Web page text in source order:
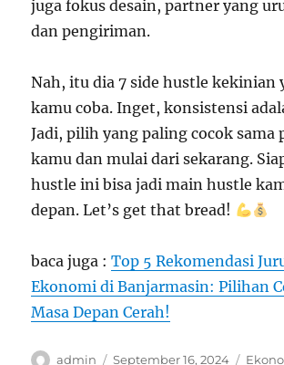
juga fokus desain, partner yang
dan pengiriman.
Nah, itu dia 7 side hustle kekinian
kamu coba. Inget, konsistensi
Jadi, pilih yang paling cocok sama
kamu dan mulai dari sekarang.
hustle ini bisa jadi main hustle
depan. Let’s get that bread!
baca juga :Top 5 Rekomendasi
Ekonomi di Banjarmasin: Pilihan
Masa Depan Cerah!
Author
admin
Posted
September 16, 2024